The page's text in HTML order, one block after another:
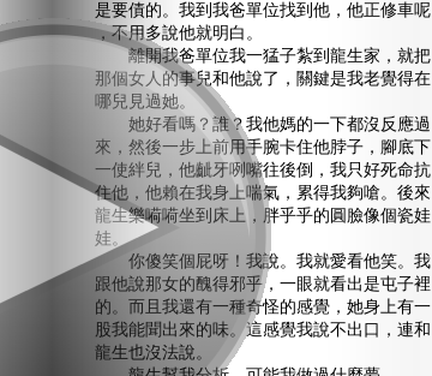
是要債的。我到我爸單位找到他，他正修車呢
，不用多說他就明白。
離開我爸單位我一猛子紮到龍生家，就把
那個女人的事兒和他說了，關鍵是我老覺得在
哪兒見過她。
她好看嗎？誰？我他媽的一下都沒反應過
來，然後一步上前用手腕卡住他脖子，腳底下
一使絆兒，他齜牙咧嘴往後倒，我只好死命抗
住他，他賴在我身上喘氣，累得我夠嗆。後來
龍生樂嗬嗬坐到床上，胖乎乎的圓臉像個瓷娃
娃。
你傻笑個屁呀！我說。我就愛看他笑。我
跟他說那女的醜得邪乎，一眼就看出是屯子裡
的。而且我還有一種奇怪的感覺，她身上有一
股我能聞出來的味。這感覺我說不出口，連和
龍生也沒法說。